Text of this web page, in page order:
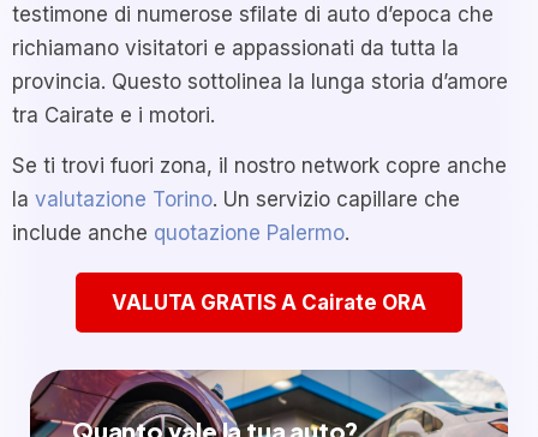
testimone di numerose sfilate di auto d’epoca che
richiamano visitatori e appassionati da tutta la
provincia. Questo sottolinea la lunga storia d’amore
tra Cairate e i motori.
Se ti trovi fuori zona, il nostro network copre anche
la valutazione Torino. Un servizio capillare che
include anche quotazione Palermo.
VALUTA GRATIS A Cairate ORA
Quanto vale la tua auto?